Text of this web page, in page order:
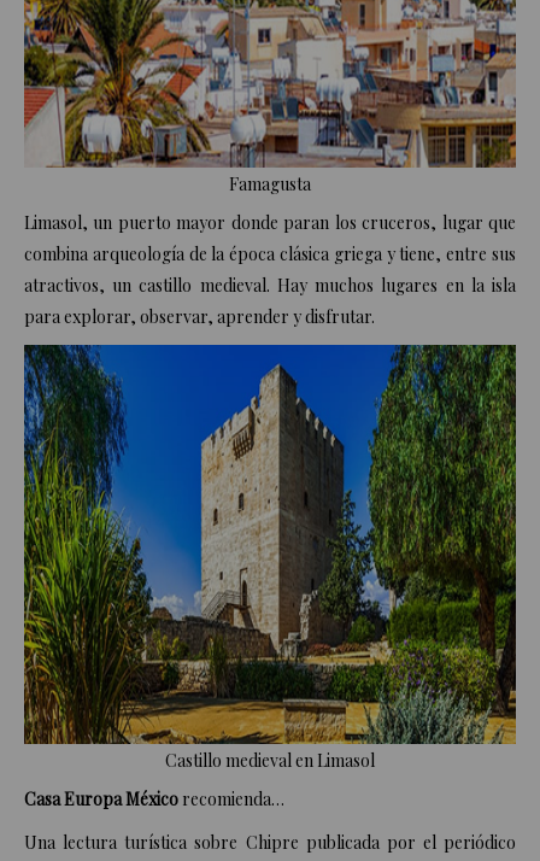
Famagusta
Limasol, un puerto mayor donde paran los cruceros, lugar que
combina arqueología de la época clásica griega y tiene, entre sus
atractivos, un castillo medieval. Hay muchos lugares en la isla
para explorar, observar, aprender y disfrutar.
Castillo medieval en Limasol
Casa Europa México recomienda…
Una lectura turística sobre Chipre publicada por el periódico